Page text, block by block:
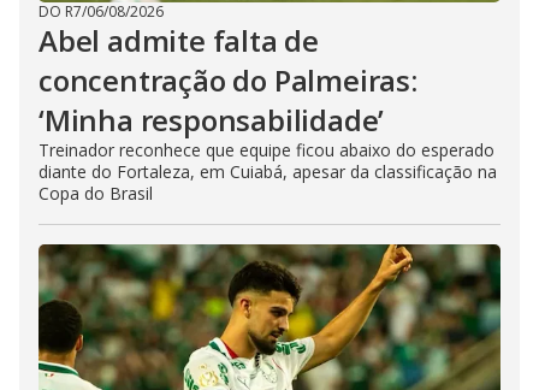
DO R7/06/08/2026
Abel admite falta de
concentração do Palmeiras:
‘Minha responsabilidade’
Treinador reconhece que equipe ficou abaixo do esperado
diante do Fortaleza, em Cuiabá, apesar da classificação na
Copa do Brasil